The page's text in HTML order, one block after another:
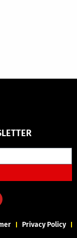
Privacy Policy